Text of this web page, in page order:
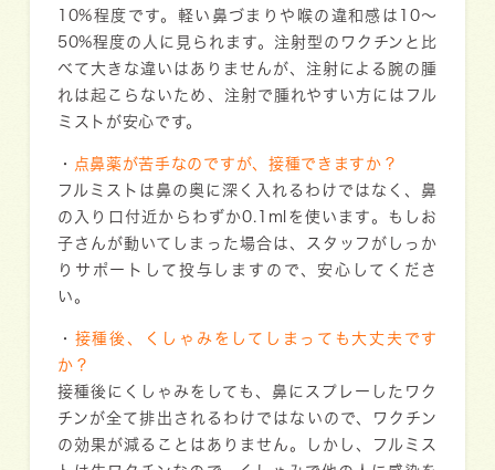
10%程度です。軽い鼻づまりや喉の違和感は10〜
50%程度の人に見られます。注射型のワクチンと比
べて大きな違いはありませんが、注射による腕の腫
れは起こらないため、
注射で腫れやすい方にはフル
ミストが安心です。
・
点鼻薬が苦手なのですが、接種できますか？
フルミストは鼻の奥に深く入れるわけではなく、鼻
の入り口付近からわずか0.1mlを使います。もしお
子さんが動いてしまった場合は、
スタッフがしっか
りサポートして投与します ので、安心してくださ
い。
・ 接種後、くしゃみをしてしまっても大丈夫です
か？
接種後にくしゃみをしても、鼻にスプレーしたワク
チンが全て排出されるわけではないので、ワクチン
の効果が減ることはありません。しかし、フルミス